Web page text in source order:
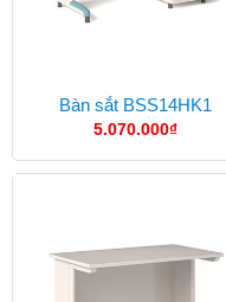
Bàn sắt BSS14HK1
5.070.000₫